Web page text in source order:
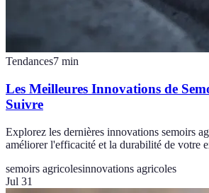
Tendances7 min
Les Meilleures Innovations de
Suivre
Explorez les dernières innovations semoirs
améliorer l'efficacité et la durabilité de votre
semoirs agricolesinnovations agricoles
Jul 31